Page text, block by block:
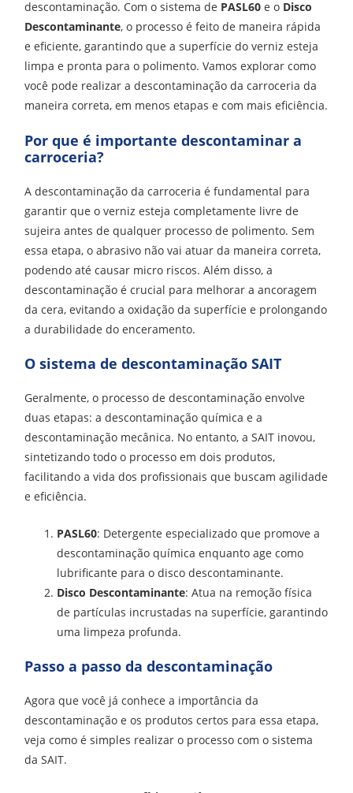
descontaminação. Com o sistema de PASL60 e o Disco
Descontaminante, o processo é feito de maneira rápida
e eficiente, garantindo que a superfície do verniz esteja
limpa e pronta para o polimento. Vamos explorar como
você pode realizar a descontaminação da carroceria da
maneira correta, em menos etapas e com mais eficiência.
Por que é importante descontaminar a
carroceria?
A descontaminação da carroceria é fundamental para
garantir que o verniz esteja completamente livre de
sujeira antes de qualquer processo de polimento. Sem
essa etapa, o abrasivo não vai atuar da maneira correta,
podendo até causar micro riscos. Além disso, a
descontaminação é crucial para melhorar a ancoragem
da cera, evitando a oxidação da superfície e prolongando
a durabilidade do enceramento.
O sistema de descontaminação SAIT
Geralmente, o processo de descontaminação envolve
duas etapas: a descontaminação química e a
descontaminação mecânica. No entanto, a SAIT inovou,
sintetizando todo o processo em dois produtos,
facilitando a vida dos profissionais que buscam agilidade
e eficiência.
PASL60: Detergente especializado que promove a
descontaminação química enquanto age como
lubrificante para o disco descontaminante.
Disco Descontaminante: Atua na remoção física
de partículas incrustadas na superfície, garantindo
uma limpeza profunda.
Passo a passo da descontaminação
Agora que você já conhece a importância da
descontaminação e os produtos certos para essa etapa,
veja como é simples realizar o processo com o sistema
da SAIT.